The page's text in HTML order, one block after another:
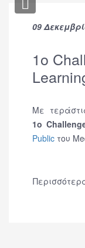
09
1o
Με
1ο
Public του